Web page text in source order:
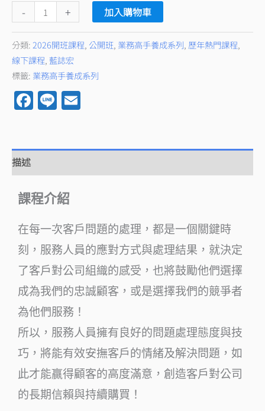
- + 加入購物車
分類: 2026開班課程, 公開班, 業務高手養成系列, 歷年熱門課程,
線下課程, 藍誌宏
標籤: 業務高手養成系列
Facebook
Line
描述
課程介紹
在每一次客戶問題的處理，都是一個關鍵時
刻，服務人員的應對方式與處理結果，就決定
了客戶對公司組織的感受，也將鼓勵他們選擇
成為我們的忠誠顧客，或是選擇我們的競爭者
為他們服務！
所以，服務人員擁有良好的問題處理態度與技
巧，將能有效安撫客戶的情緒及解決問題，如
此才能贏得顧客的高度滿意，創造客戶對公司
的長期信賴與持續購買！